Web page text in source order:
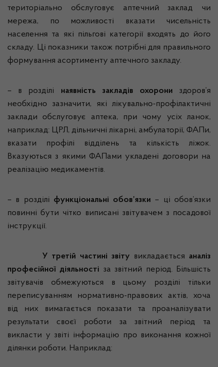
територіально обслуговує аптечний заклад чи
мережа, по можливості вказати чисельність
населення та які пільгові категорії входять до його
складу. Ці показники також потрібні для правильного
формування асортименту аптечного закладу.
– в розділі наявність закладів охорони здоров’я
необхідно зазначити, які лікувально-профілактичні
заклади обслуговує аптека, при чому усіх ланок,
наприклад: ЦРЛ, дільничні лікарні, амбулаторії, ФАПи,
вказати профілі відділень та кількість ліжок.
Вказуються з якими ФАПами укладені договори на
реалізацію медикаментів.
– в розділі функціональні обов’язки – ці обов’язки
повинні бути чітко виписані звітувачем з посадової
інструкції.
У третій частині звіту викладається аналіз
професійної діяльності за звітний період. Більшість
звітувачів обмежуються в цьому розділі тільки
переписуванням нормативно-правових актів, хоча
від них вимагається показати та проаналізувати
результати своєї роботи за звітний період та
викласти у звіті інформацію про виконання кожної
ділянки роботи. Наприклад: